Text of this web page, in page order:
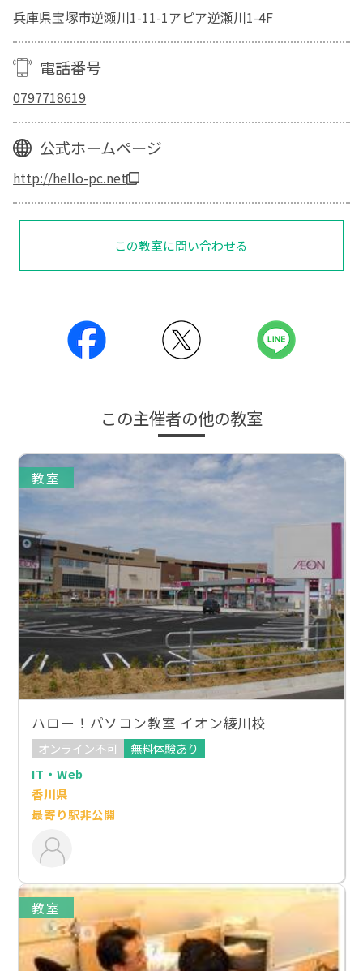
兵庫県宝塚市逆瀬川1-11-1アピア逆瀬川1-4F
電話番号
0797718619
公式ホームページ
http://hello-pc.net
この教室に問い合わせる
この主催者の他の教室
教室
ハロー！パソコン教室 イオン綾川校
オンライン不可
無料体験あり
IT・Web
香川県
最寄り駅非公開
教室